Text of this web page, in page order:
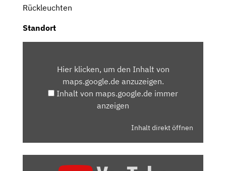
Rückleuchten
Standort
MAPS.GOOGLE.DEHier klicken, um den Inhalt von
maps.google.de anzuzeigen.
Inhalt von maps.google.de immer
anzeigen
Inhalt direkt öffnen